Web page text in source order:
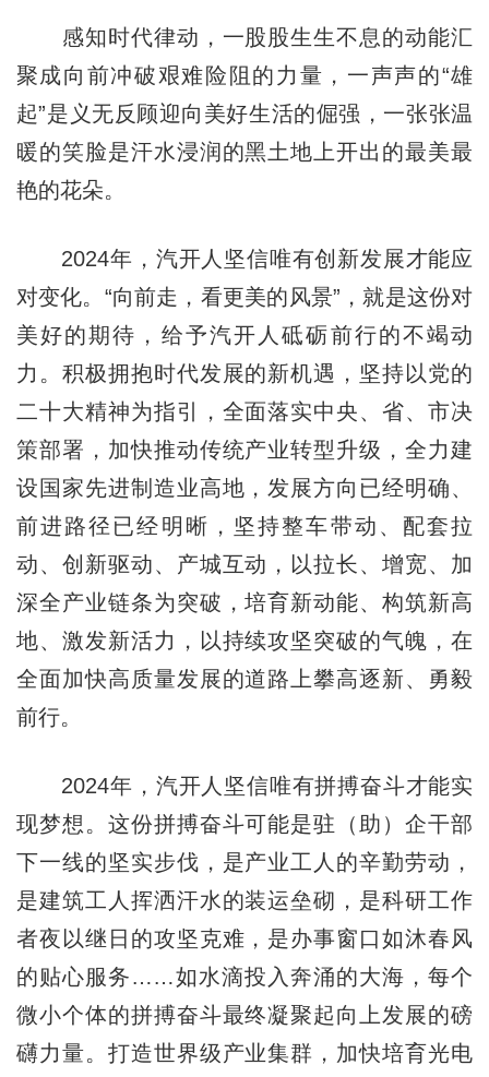
感知时代律动，一股股生生不息的动能汇
聚成向前冲破艰难险阻的力量，一声声的“雄
起”是义无反顾迎向美好生活的倔强，一张张温
暖的笑脸是汗水浸润的黑土地上开出的最美最
艳的花朵。
2024年，汽开人坚信唯有创新发展才能应
对变化。“向前走，看更美的风景”，就是这份对
美好的期待，给予汽开人砥砺前行的不竭动
力。积极拥抱时代发展的新机遇，坚持以党的
二十大精神为指引，全面落实中央、省、市决
策部署，加快推动传统产业转型升级，全力建
设国家先进制造业高地，发展方向已经明确、
前进路径已经明晰，坚持整车带动、配套拉
动、创新驱动、产城互动，以拉长、增宽、加
深全产业链条为突破，培育新动能、构筑新高
地、激发新活力，以持续攻坚突破的气魄，在
全面加快高质量发展的道路上攀高逐新、勇毅
前行。
2024年，汽开人坚信唯有拼搏奋斗才能实
现梦想。这份拼搏奋斗可能是驻（助）企干部
下一线的坚实步伐，是产业工人的辛勤劳动，
是建筑工人挥洒汗水的装运垒砌，是科研工作
者夜以继日的攻坚克难，是办事窗口如沐春风
的贴心服务……如水滴投入奔涌的大海，每个
微小个体的拼搏奋斗最终凝聚起向上发展的磅
礴力量。打造世界级产业集群，加快培育光电